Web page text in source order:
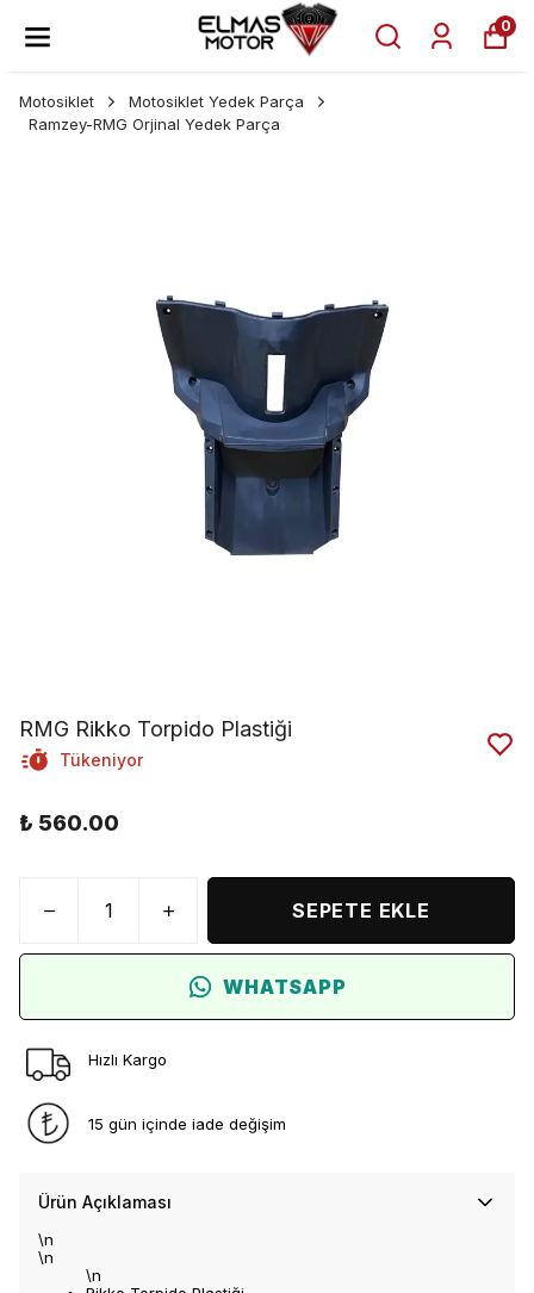
0
Motosiklet
Motosiklet Yedek Parça
Ramzey-RMG Orjinal Yedek Parça
RMG Rikko Torpido Plastiği
Tükeniyor
₺ 560.00
SEPETE EKLE
WHATSAPP
Hızlı Kargo
15 gün içinde iade değişim
Ürün Açıklaması
\n
\n
\n